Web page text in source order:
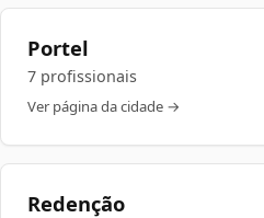
Portel
7 profissionais
Ver página da cidade →
Redenção